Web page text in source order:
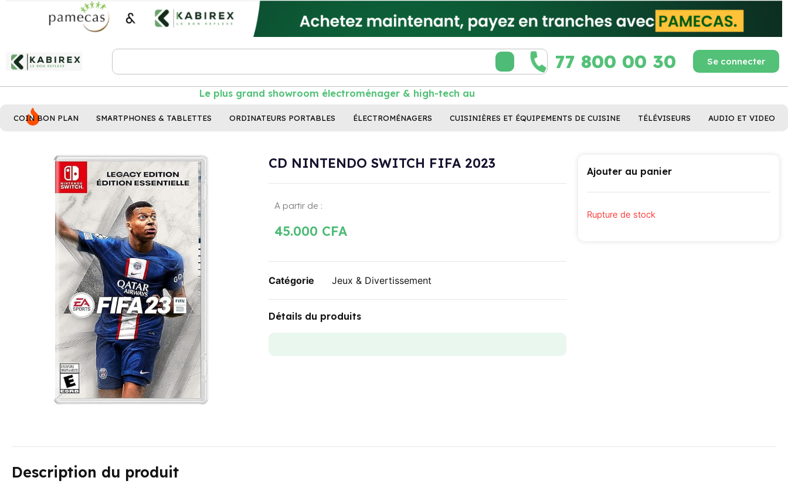
77 800 00 30 Se connecter
Le plus grand showroom électroménager & high-tech au Sénég
COIN BON PLAN SMARTPHONES & TABLETTES ORDINATEURS PORTABLES ÉLECTROMÉNAGERS CUISINIÈRES ET ÉQUIPEMENTS DE CUISINE TÉLÉVISEURS AUDIO ET VIDEO
CD NINTENDO SWITCH FIFA 2023
A partir de :
45.000 CFA
Catégorie Jeux & Divertissement
Détails du produits
Ajouter au panier
Rupture de stock
Description du produit